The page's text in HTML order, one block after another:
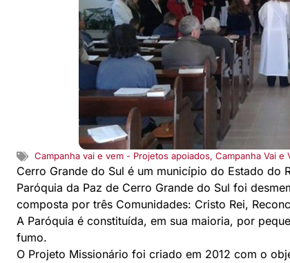
Campanha vai e vem - Projetos apoiados, Campanha Vai e
Cerro Grande do Sul é um município do Estado do
Paróquia da Paz de Cerro Grande do Sul foi
composta por três Comunidades: Cristo Rei,
A Paróquia é constituída, em sua maioria, por
fumo.
O Projeto Missionário foi criado em 2012 com o